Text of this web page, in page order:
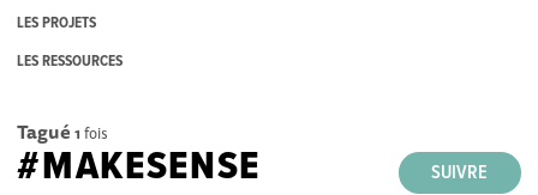
LES PROJETS
LES RESSOURCES
Tagué 1 fois
SUIVRE
#MAKESENSE